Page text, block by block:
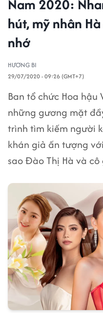
Nam 2020:
hút, mỹ nhân
nhớ
HƯƠNG BI
29/07/2020 - 09:26 (GMT+7)
Ban tổ chức Hoa
những gương mặt
trình tìm kiếm người
khán giả ấn tượng
sao Đào Thị Hà và